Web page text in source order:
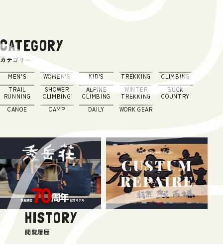
CATEGORY
カテゴリー
MEN'S WOMEN'S KID'S TREKKING
CLIMBING
TRAIL
RUNNING
SHOWER
CLIMBING
ALPINE
CLIMBING
WINTER
TREKKING
BUCK
COUNTRY
CANOE
CAMP DAILY WORK GEAR
HISTORY
閲覧履歴